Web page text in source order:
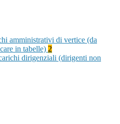
amministrativi di vertice (da
in tabelle) 2
dirigenziali (dirigenti non